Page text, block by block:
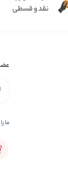
نقد و قسطی
ما